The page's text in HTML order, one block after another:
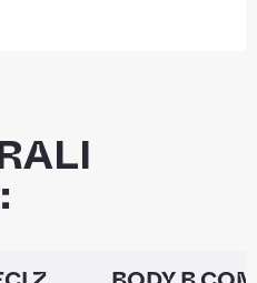
5,0 Clean Label Nowa